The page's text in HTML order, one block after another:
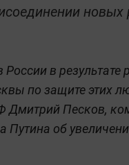
новых
в результате
по защите этих
Дмитрий Песков,
об